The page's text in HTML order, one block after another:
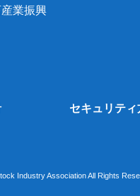
業振興
セキュリティ
Industry Association All Rights